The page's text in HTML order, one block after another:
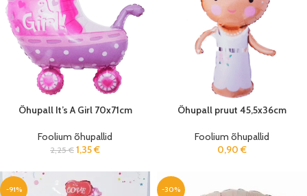
Õhupall It’s A Girl 70x71cm
Foolium õhupallid
2,25€ 1,35€
Õhupall pruut 45,5x36cm
Foolium õhupallid
0,90 €
-91% -30%